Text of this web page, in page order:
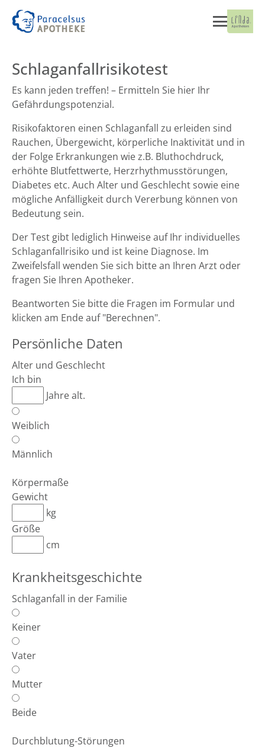
Schlaganfallrisikotest
Es kann jeden treffen! – Ermitteln Sie hier Ihr
Gefährdungspotenzial.
Risikofaktoren einen Schlaganfall zu erleiden sind
Rauchen, Übergewicht, körperliche Inaktivität und in
der Folge Erkrankungen wie z.B. Bluthochdruck,
erhöhte Blutfettwerte, Herzrhythmusstörungen,
Diabetes etc. Auch Alter und Geschlecht sowie eine
mögliche Anfälligkeit durch Vererbung können von
Bedeutung sein.
Der Test gibt lediglich Hinweise auf Ihr individuelles
Schlaganfallrisiko und ist keine Diagnose. Im
Zweifelsfall wenden Sie sich bitte an Ihren Arzt oder
fragen Sie Ihren Apotheker.
Beantworten Sie bitte die Fragen im Formular und
klicken am Ende auf "Berechnen".
Persönliche Daten
Alter und Geschlecht
Ich bin
Jahre alt.
Weiblich
Männlich
Körpermaße
Gewicht
kg
Größe
cm
Krankheitsgeschichte
Schlaganfall in der Familie
Keiner
Vater
Mutter
Beide
Durchblutung-Störungen